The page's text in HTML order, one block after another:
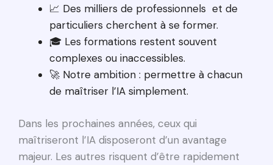
📈 Des milliers de professionnels et de
particuliers cherchent à se former.
🎓 Les formations restent souvent
complexes ou inaccessibles.
🚀 Notre ambition : permettre à chacun
de maîtriser l’IA simplement.
Dans les prochaines années, ceux qui
maîtriseront l’IA disposeront d’un avantage
majeur. Les autres risquent d’être rapidement